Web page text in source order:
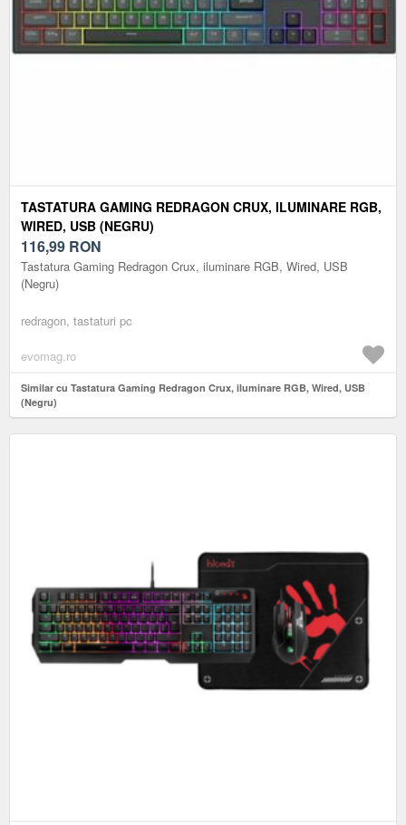
TASTATURA GAMING REDRAGON CRUX, ILUMINARE RGB,
WIRED, USB (NEGRU)
116,99 RON
Tastatura Gaming Redragon Crux, iluminare RGB, Wired, USB
(Negru)
redragon, tastaturi pc
evomag.ro
Similar cu Tastatura Gaming Redragon Crux, iluminare RGB, Wired, USB
(Negru)